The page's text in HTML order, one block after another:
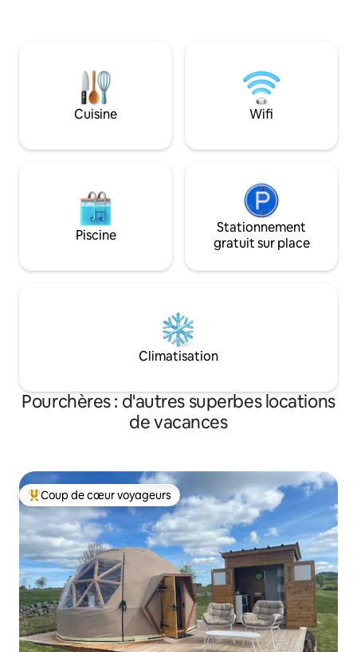
départ de la maison. Je reste disponible
tout au long de votre séjour en cas de
Mezzanine de 30
160X200.
barbecue weber.
Cuisine Wifi
Piscine
Stationnement
gratuit sur place
Climatisation
Pourchères : d'autres superbes locations
de vacances
Coups de cœur voyageurs les plus appréciés
Coup de cœur voyageurs